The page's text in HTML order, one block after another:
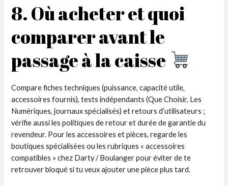
8. Où acheter et quoi
comparer avant le
passage à la caisse
Compare fiches techniques (puissance, capacité utile,
accessoires fournis), tests indépendants (Que Choisir, Les
Numériques, journaux spécialisés) et retours d’utilisateurs ;
vérifie aussi les politiques de retour et durée de garantie du
revendeur. Pour les accessoires et pièces, regarde les
boutiques spécialisées ou les rubriques « accessoires
compatibles » chez Darty / Boulanger pour éviter de te
retrouver bloqué si tu veux ajouter une pièce plus tard.